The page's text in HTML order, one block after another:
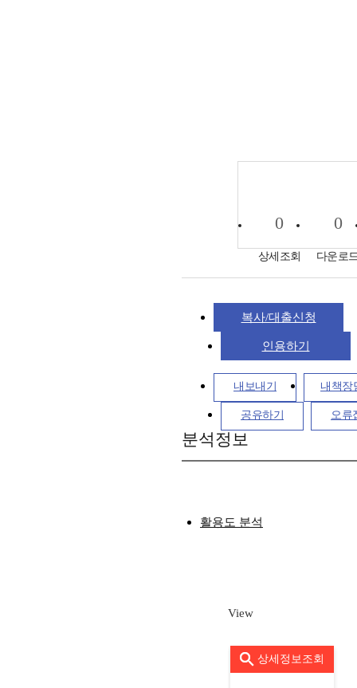
0
상세조회
0
다운로
복사/대출신청
인용하기
내보내기 내책장
공유하기 오류
분석정보
활용도 분석
View
상세정보조회